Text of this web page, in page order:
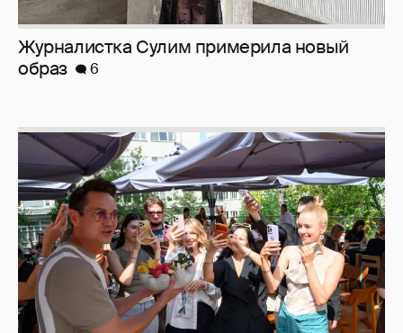
Анастасия Гребенкина, Женя Малахова,
Оксана Русланова и другие гости
фестиваля «Баланс вкуса и ритма»:
рассматриваем летние образы